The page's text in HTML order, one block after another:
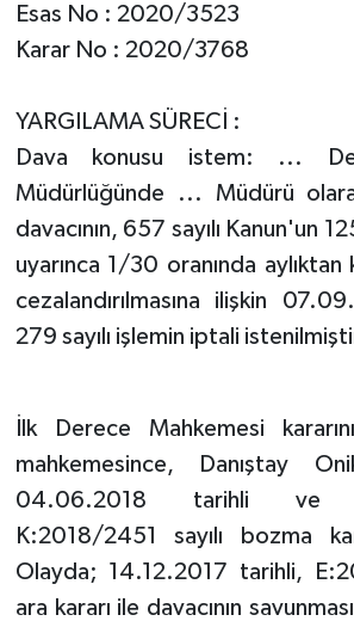
Esas No : 2020/3523
Karar No : 2020/3768
YARGILAMA SÜRECİ :
Dava konusu istem: ...
Müdürlüğünde ... Müdürü
davacının, 657 sayılı Kanun'un
uyarınca 1/30 oranında aylıktan
cezalandırılmasına ilişkin
279 sayılı işlemin iptali
İlk Derece Mahkemesi
mahkemesince, Danıştay
04.06.2018 tarihli ve
K:2018/2451 sayılı bozma
Olayda; 14.12.2017 tarihli,
ara kararı ile davacının